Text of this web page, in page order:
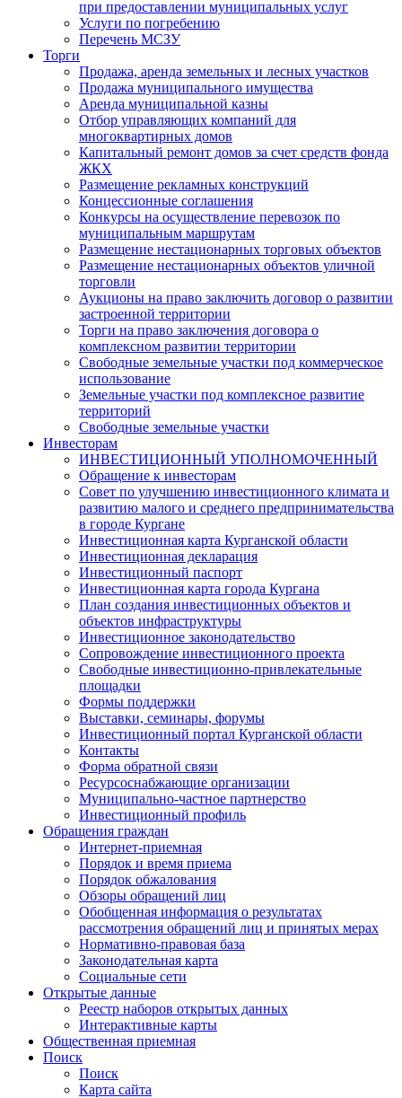
при предоставлении муниципальных услуг
Услуги по погребению
Перечень МСЗУ
Торги
Продажа, аренда земельных и лесных участков
Продажа муниципального имущества
Аренда муниципальной казны
Отбор управляющих компаний для
многоквартирных домов
Капитальный ремонт домов за счет средств фонда
ЖКХ
Размещение рекламных конструкций
Концессионные соглашения
Конкурсы на осуществление перевозок по
муниципальным маршрутам
Размещение нестационарных торговых объектов
Размещение нестационарных объектов уличной
торговли
Аукционы на право заключить договор о развитии
застроенной территории
Торги на право заключения договора о
комплексном развитии территории
Свободные земельные участки под коммерческое
использование
Земельные участки под комплексное развитие
территорий
Свободные земельные участки
Инвесторам
ИНВЕСТИЦИОННЫЙ УПОЛНОМОЧЕННЫЙ
Обращение к инвесторам
Совет по улучшению инвестиционного климата и
развитию малого и среднего предпринимательства
в городе Кургане
Инвестиционная карта Курганской области
Инвестиционная декларация
Инвестиционный паспорт
Инвестиционная карта города Кургана
План создания инвестиционных объектов и
объектов инфраструктуры
Инвестиционное законодательство
Сопровождение инвестиционного проекта
Свободные инвестиционно-привлекательные
площадки
Формы поддержки
Выставки, семинары, форумы
Инвестиционный портал Курганской области
Контакты
Форма обратной связи
Ресурсоснабжающие организации
Муниципально-частное партнерство
Инвестиционный профиль
Обращения граждан
Интернет-приемная
Порядок и время приема
Порядок обжалования
Обзоры обращений лиц
Обобщенная информация о результатах
рассмотрения обращений лиц и принятых мерах
Нормативно-правовая база
Законодательная карта
Социальные сети
Открытые данные
Реестр наборов открытых данных
Интерактивные карты
Общественная приемная
Поиск
Поиск
Карта сайта